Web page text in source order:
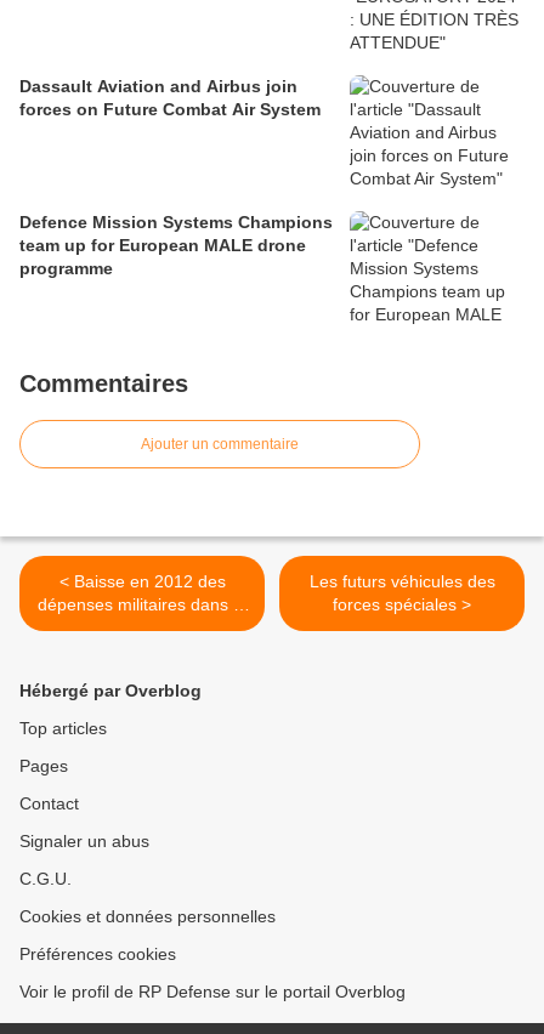
Dassault Aviation and Airbus join
forces on Future Combat Air System
Defence Mission Systems Champions
team up for European MALE drone
programme
Commentaires
Ajouter un commentaire
< Baisse en 2012 des
dépenses militaires dans le
monde
Les futurs véhicules des
forces spéciales >
Hébergé par Overblog
Top articles
Pages
Contact
Signaler un abus
C.G.U.
Cookies et données personnelles
Préférences cookies
Voir le profil de RP Defense sur le portail Overblog